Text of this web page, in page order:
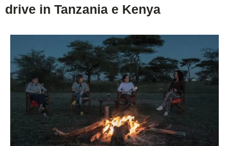
drive in Tanzania e Kenya